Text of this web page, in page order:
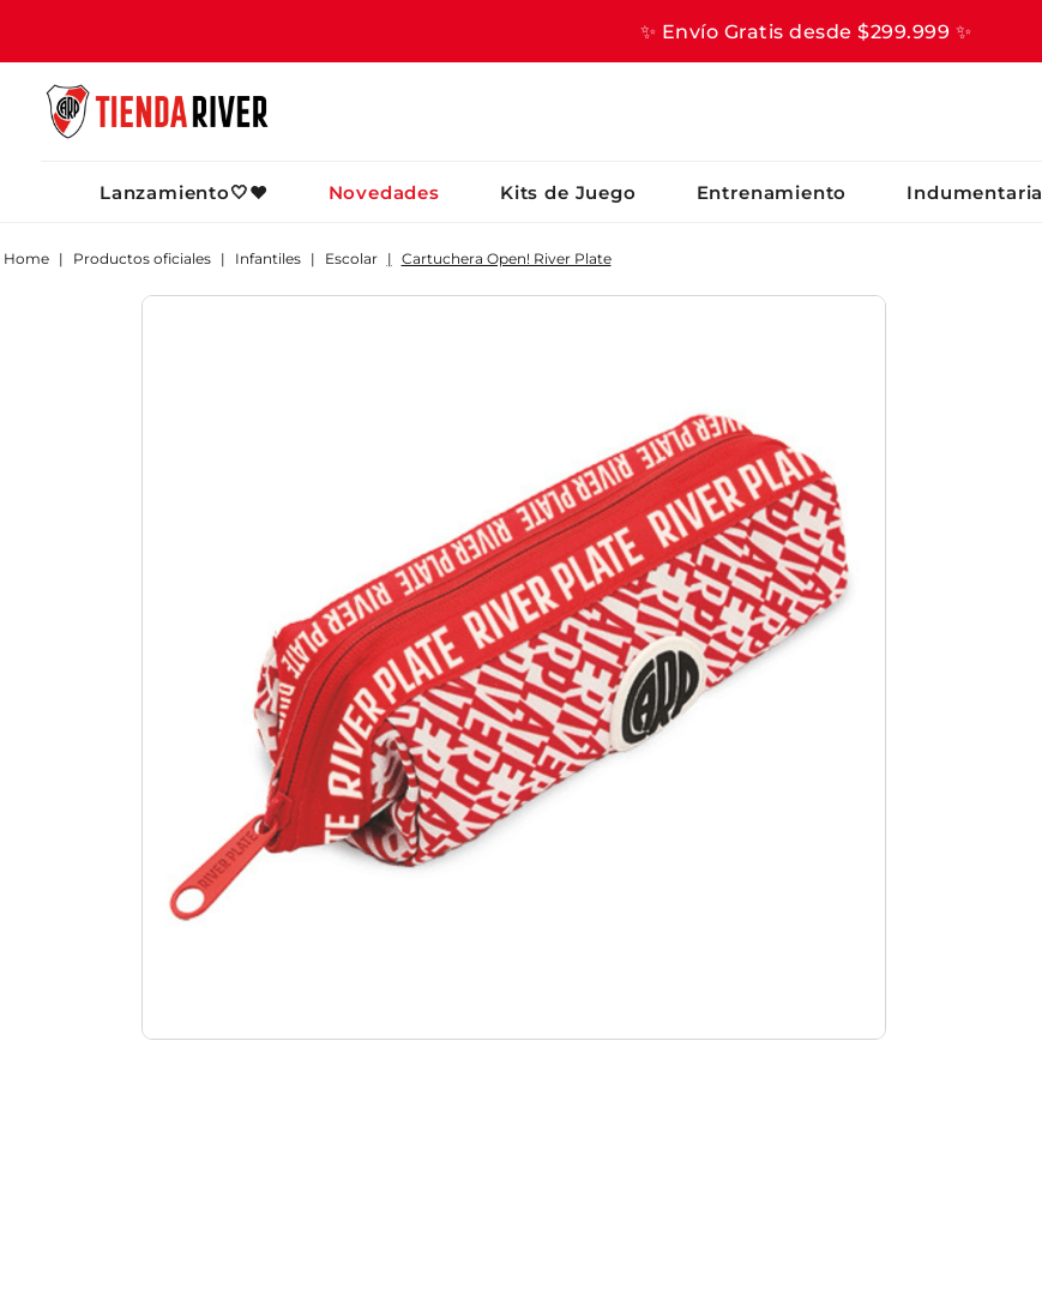
✨ Envío Gratis desde $299.999 ✨
Lanzamiento🤍❤️ Novedades Kits de Juego Entrenamiento Indumentaria
Productos oficiales Infantiles Escolar Cartuchera Open! River Plate
1.
camiseta
river
10. aniversario